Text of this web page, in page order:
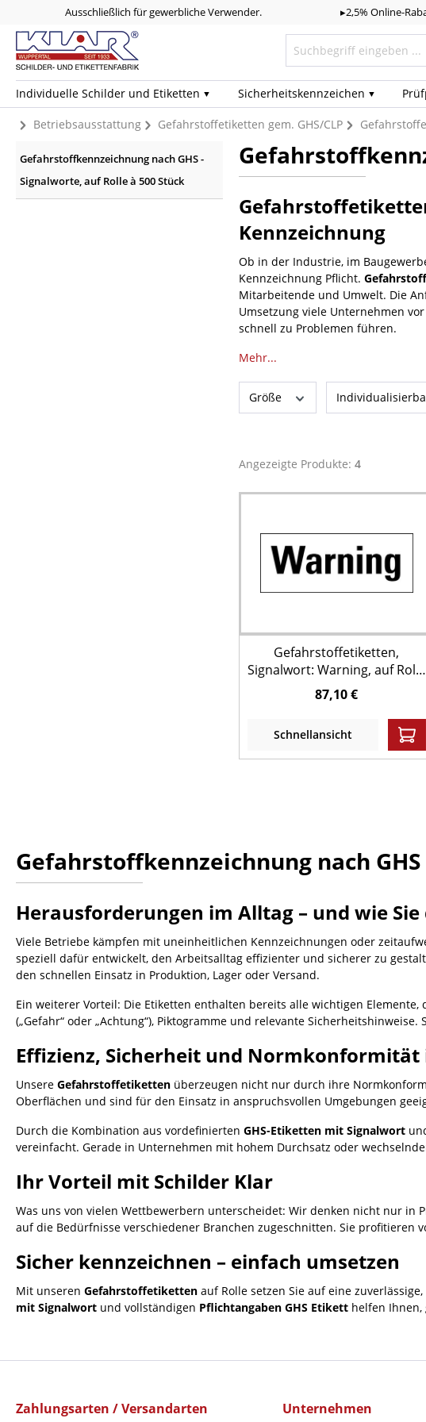
Ausschließlich für gewerbliche Verwender. ▸2,5% Online-
Individuelle Schilder und Etiketten Sicherheits­kennzeichen
Betriebsausstattung Gefahrstoffetiketten gem. GHS/CLP
Gefahrstoffkennzeichnung nach GHS -
Signalworte, auf Rolle à 500 Stück
Kennzeichnung
Ob in der Industrie, im
Kennzeichnung Pflicht.
Mitarbeitende und Umwelt. Die
Umsetzung viele Unternehmen
schnell zu Problemen führen.
Mehr...
Größe
Angezeigte Produkte: 4
Gefahrstoffetiketten,
Signalwort: Warning, auf Rolle
à 500 Stück
87,10 €
Schnellansicht
Gefahrstoffkennzeichnung nach
Herausforderungen im Alltag – und wie Sie
Viele Betriebe kämpfen mit uneinheitlichen Kennzeichnungen oder
speziell dafür entwickelt, den Arbeitsalltag effizienter und sicherer zu
den schnellen Einsatz in Produktion, Lager oder Versand.
Ein weiterer Vorteil: Die Etiketten enthalten bereits alle wichtigen
(„Gefahr“ oder „Achtung“), Piktogramme und relevante
Effizienz, Sicherheit und
Unsere Gefahrstoffetiketten überzeugen nicht nur durch ihre
Oberflächen und sind für den Einsatz in anspruchsvollen Umgebungen
Durch die Kombination aus vordefinierten GHS-Etiketten mit Signalwort
vereinfacht. Gerade in Unternehmen mit hohem Durchsatz oder
Ihr Vorteil mit Schilder Klar
Was uns von vielen Wettbewerbern unterscheidet: Wir denken nicht nur in
auf die Bedürfnisse verschiedener Branchen zugeschnitten. Sie profitieren
Sicher kennzeichnen – einfach umsetzen
Mit unseren Gefahrstoffetiketten auf Rolle setzen Sie auf eine
mit Signalwort und vollständigen Pflichtangaben GHS Etikett helfen Ihnen,
Zahlungsarten / Versandarten Unternehmen